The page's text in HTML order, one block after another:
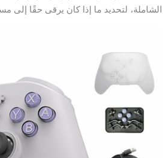
الشاملة، لتحديد ما إذا كان يرقى حقًا إلى